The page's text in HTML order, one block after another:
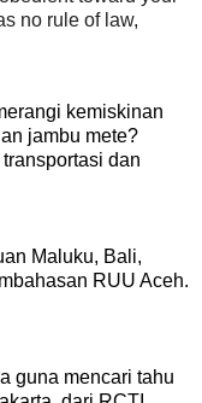
no rule of law,
kemiskinan
jambu mete?
dan
Maluku, Bali,
RUU Aceh.
guna mencari tahu